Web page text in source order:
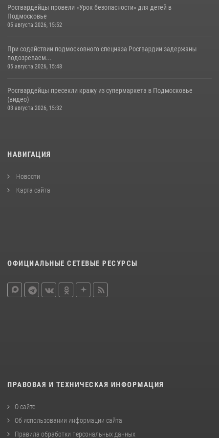
Росгвардейцы провели «Урок безопасности» для детей в
Подмосковье
05 августа 2026, 15:52
При содействии подмосковного спецназа Росгвардии задержаны
подозреваем...
05 августа 2026, 15:48
Росгвардейцы пресекли кражу из супермаркета в Подмосковье
(видео)
03 августа 2026, 15:32
НАВИГАЦИЯ
Новости
Карта сайта
ОФИЦИАЛЬНЫЕ СЕТЕВЫЕ РЕСУРСЫ
ПРАВОВАЯ И ТЕХНИЧЕСКАЯ ИНФОРМАЦИЯ
О сайте
Об использовании информации сайта
Правила обработки персональных данных